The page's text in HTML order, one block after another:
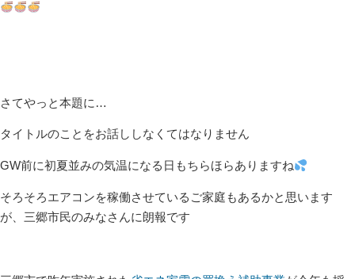
さてやっと本題に…
タイトルのことをお話ししなくてはなりません
GW前に初夏並みの気温になる日もちらほらありますね
そろそろエアコンを稼働させているご家庭もあるかと思います
が、三郷市民のみなさんに朗報です